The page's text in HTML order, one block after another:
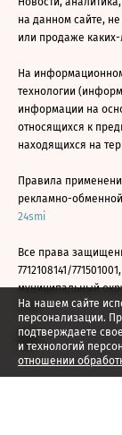
На нашем сайте
персонализации.
подтверждаете свое
и технологий
отношении
на данном сайте,
или продаже
На
технологии
информации на
относящихся к
находящихся на
Правила
рекламно-
24smi
Все права
7712108141/
муниципальный
2026